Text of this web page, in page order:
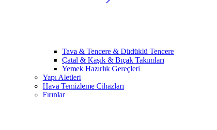
Tava & Tencere & Düdüklü Tencere
Çatal & Kaşık & Bıçak Takımları
Yemek Hazırlık Gereçleri
Yapı Aletleri
Hava Temizleme Cihazları
Fırınlar